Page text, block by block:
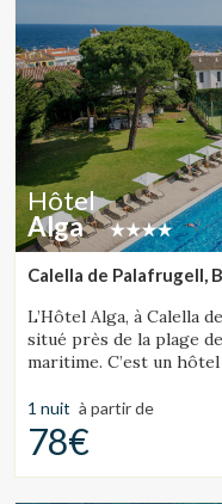
Hôtel
Alga
Calella de Palafrugell,
L’Hôtel Alga, à Calella
situé près de la plage
maritime. C’est un
1 nuit à partir de
78€